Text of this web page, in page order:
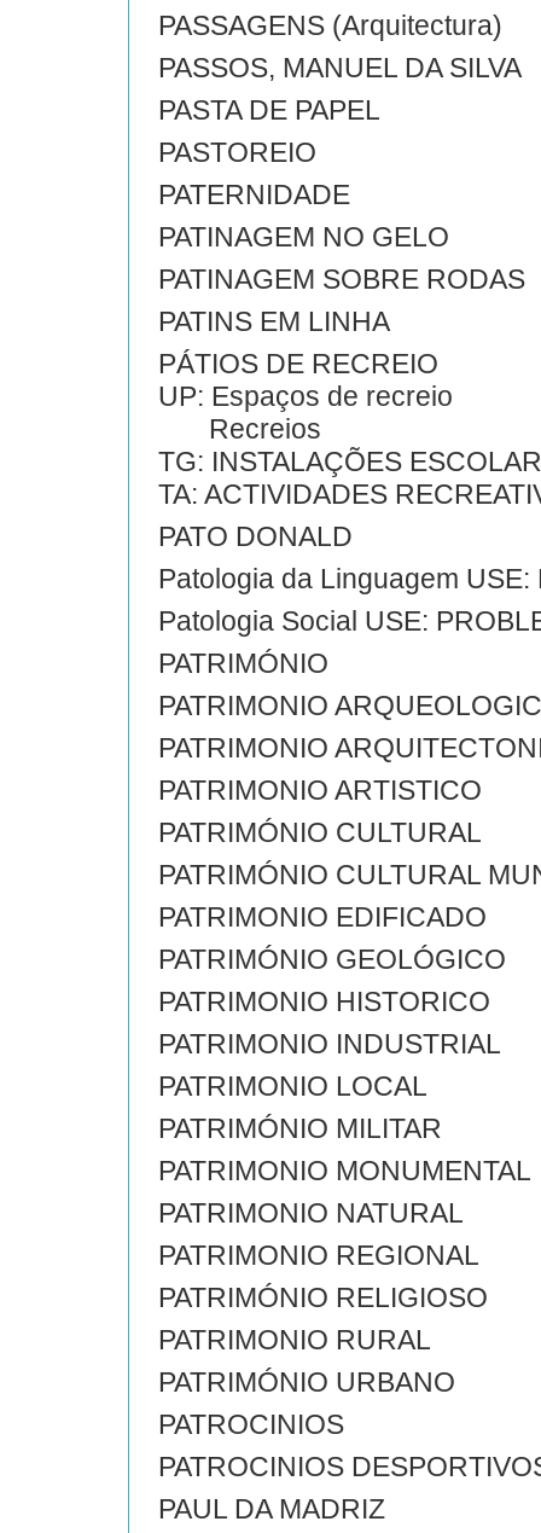
PASSAGENS (Arquitectura)
PASSOS, MANUEL DA SILVA
PASTA DE PAPEL
PASTOREIO
PATERNIDADE
PATINAGEM NO GELO
PATINAGEM SOBRE RODAS
PATINS EM LINHA
PÁTIOS DE RECREIO
UP: Espaços de recreio
Recreios
TG: INSTALAÇÕES
TA: ACTIVIDADES
PATO DONALD
Patologia da Linguagem
Patologia Social USE:
PATRIMÓNIO
PATRIMONIO
PATRIMONIO
PATRIMONIO ARTISTICO
PATRIMÓNIO CULTURAL
PATRIMÓNIO CULTURAL
PATRIMONIO EDIFICADO
PATRIMÓNIO GEOLÓGICO
PATRIMONIO HISTORICO
PATRIMONIO INDUSTRIAL
PATRIMONIO LOCAL
PATRIMÓNIO MILITAR
PATRIMONIO MONUMENTAL
PATRIMONIO NATURAL
PATRIMONIO REGIONAL
PATRIMÓNIO RELIGIOSO
PATRIMONIO RURAL
PATRIMÓNIO URBANO
PATROCINIOS
PATROCINIOS
PAUL DA MADRIZ